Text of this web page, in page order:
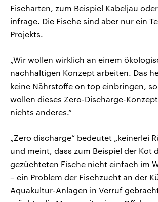
Fischarten, zum Beispiel Kabeljau
infrage. Die Fische sind aber nur ein
Projekts.
„Wir wollen wirklich an einem
nachhaltigen Konzept arbeiten. Das
keine Nährstoffe on top einbringen,
wollen dieses Zero-Discharge-
nichts anderes.“
„Zero discharge“ bedeutet „keinerlei
und meint, dass zum Beispiel der Kot
gezüchteten Fische nicht einfach im
– ein Problem der Fischzucht an der
Aquakultur-Anlagen in Verruf